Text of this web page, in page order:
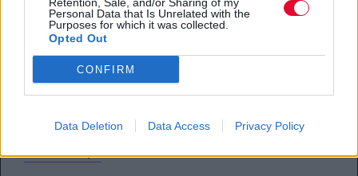
Personal Data that Is Unrelated with the
Purposes for which it was collected.
Opted Out
CONFIRM
Data Deletion Data Access Privacy Policy
Άννα Βίσση & Μπάμπης Στόκας:
Οι δύο καλλιτέχνες σε ντουέτο –
έκπληξη